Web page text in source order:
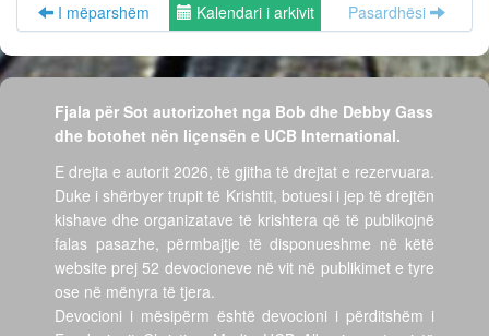
I mëparshëm Kalendari i arkivit Pasardhësi
Fjala për Sot autorizohet nga Bob dhe Debby Gass
dhe botohet nën liçensën e UCB International.
E drejta e autorit 2026, të gjitha të drejtat e rezervuara.
Duke i shërbyer trupit të Krishtit, botuesi i jep të drejtën
kishave dhe organizatave të krishtera që të publikojnë
falas pasazhe, përmbajtje të disponueshme në këtë
website prej 52 devocioneve në vit në publikimet e tyre
ose në mënyra të tjera.
Devocioni i mësipërm është devocioni i përditshëm i